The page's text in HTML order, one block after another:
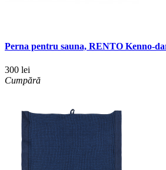
Perna pentru sauna, RENTO Kenno-
300 lei
Cumpără